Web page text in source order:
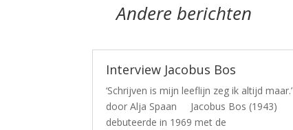
Andere berichten
Interview Jacobus Bos
‘Schrijven is mijn leeflijn zeg ik altijd maar.’
door Alja Spaan Jacobus Bos (1943)
debuteerde in 1969 met de